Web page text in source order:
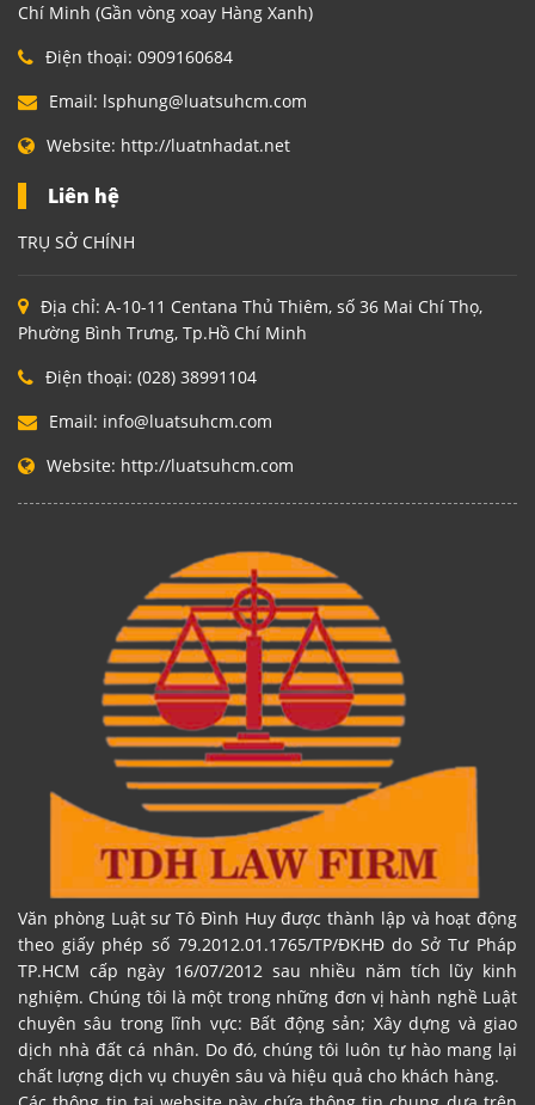
Chí Minh (Gần vòng xoay Hàng Xanh)
Điện thoại: 0909160684
Email: lsphung@luatsuhcm.com
Website: http://luatnhadat.net
Liên hệ
TRỤ SỞ CHÍNH
Địa chỉ: A-10-11 Centana Thủ Thiêm, số 36 Mai Chí Thọ,
Phường Bình Trưng, Tp.Hồ Chí Minh
Điện thoại: (028) 38991104
Email: info@luatsuhcm.com
Website: http://luatsuhcm.com
Văn phòng Luật sư Tô Đình Huy được thành lập và hoạt động
theo giấy phép số 79.2012.01.1765/TP/ĐKHĐ do Sở Tư Pháp
TP.HCM cấp ngày 16/07/2012 sau nhiều năm tích lũy kinh
nghiệm. Chúng tôi là một trong những đơn vị hành nghề Luật
chuyên sâu trong lĩnh vực: Bất động sản; Xây dựng và giao
dịch nhà đất cá nhân. Do đó, chúng tôi luôn tự hào mang lại
chất lượng dịch vụ chuyên sâu và hiệu quả cho khách hàng.